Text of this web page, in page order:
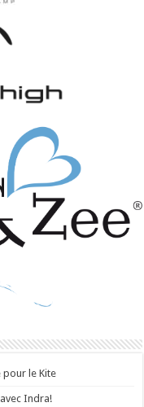
pour le Kite
Indra!